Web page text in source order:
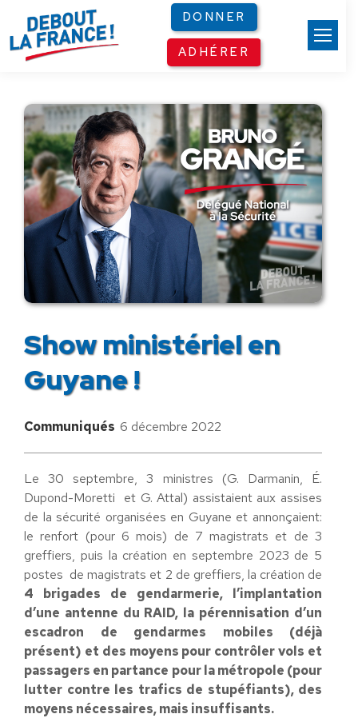
DONNER
ADHÉRER
Show ministériel en
Guyane !
Communiqués 6 décembre 2022
Le 30 septembre, 3 ministres (G. Darmanin, É.
Dupond-Moretti et G. Attal) assistaient aux assises
de la sécurité organisées en Guyane et annonçaient:
le renfort (pour 6 mois) de 7 magistrats et de 3
greffiers, puis la création en septembre 2023 de 5
postes de magistrats et 2 de greffiers, la création de
4 brigades de gendarmerie, l’implantation
d’une antenne du RAID, la pérennisation d’un
escadron de gendarmes mobiles (déjà
présent) et des moyens pour contrôler vols et
passagers en partance pour la métropole (pour
lutter contre les trafics de stupéfiants), des
moyens nécessaires, mais insuffisants.
Panneau de gestion des cookies